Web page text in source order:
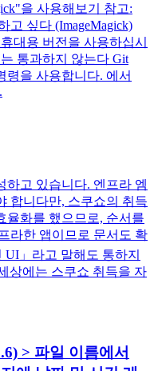
을 사용해보기 참고:
고 싶다 (ImageMagick)
대용 버전을 사용하십시
통과하지 않는다 Git
령을 사용합니다. 에서
하고 있습니다. 엔프라 엠
합니다만, 스쿠쇼의 취득
화를 했으므로, 순서를
라한 앱이므로 문서도 확
UI」라고 말해도 통하지
상에는 스쿠쇼 취득을 자
> 파일 이름에서